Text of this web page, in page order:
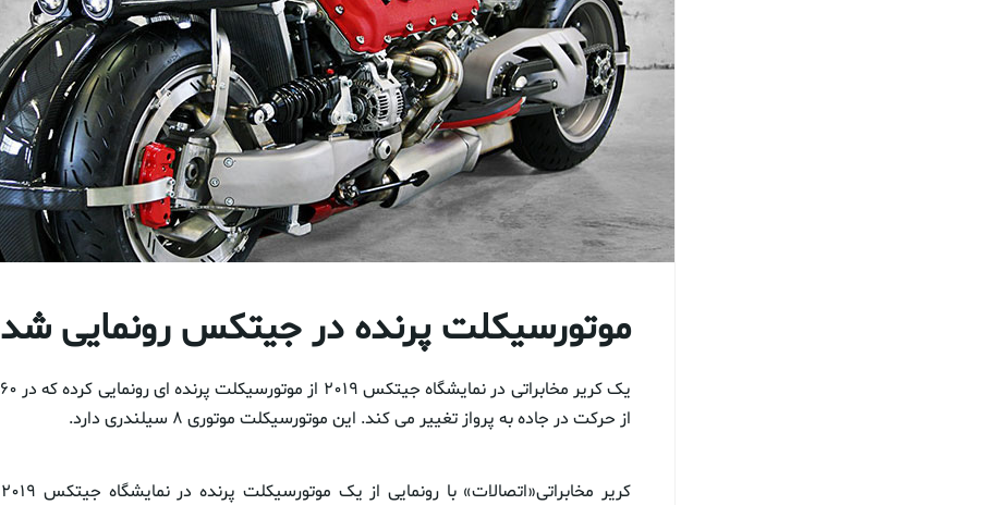
موتورسیکلت پرنده در جیتکس رونمایی شد
از حرکت در جاده به پرواز تغییر می کند. این موتورسیکلت موتوری ۸ سیلندری دارد.